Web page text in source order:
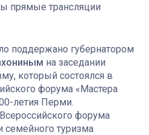
прямые трансляции
поддержано губернатором
на заседании
который состоялся в
форума «Мастера
летия Перми.
форума
семейного туризма